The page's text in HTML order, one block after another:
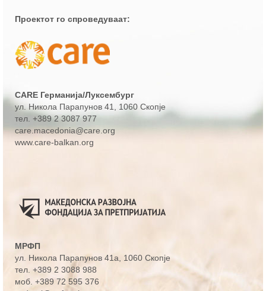
Проектот го спроведуваат:
CARE Германија/Луксембург
ул. Никола Парапунов 41, 1060 Скопје
тел. +389 2 3087 977
care.macedonia@care.org
www.care-balkan.org
МРФП
ул. Никола Парапунов 41а, 1060 Скопје
тел. +389 2 3088 988
моб. +389 72 595 376